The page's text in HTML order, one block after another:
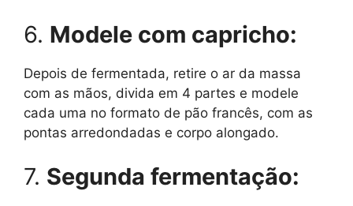
6. Modele com capricho:
Depois de fermentada, retire o ar da massa
com as mãos, divida em 4 partes e modele
cada uma no formato de pão francês, com as
pontas arredondadas e corpo alongado.
7. Segunda fermentação: